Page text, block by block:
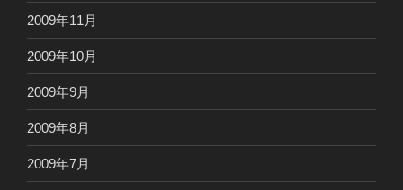
2009年11月
2009年10月
2009年9月
2009年8月
2009年7月